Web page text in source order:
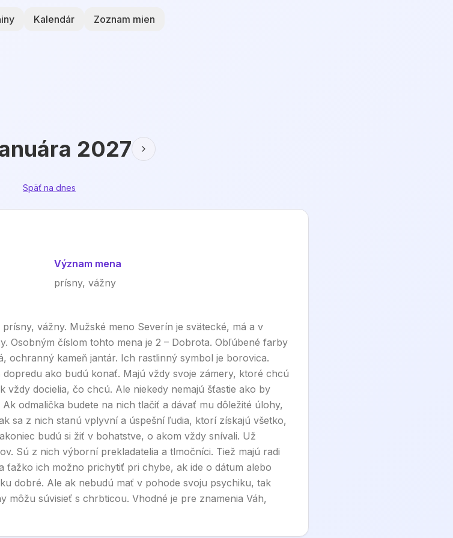
Kalendár Zoznam mien
2027
Späť na dnes
Význam mena
prísny, vážny
vážny. Mužské meno Severín je svätecké, má a v
Osobným číslom tohto mena je 2 – Dobrota. Obľúbené farby
ochranný kameň jantár. Ich rastlinný symbol je borovica.
ako budú konať. Majú vždy svoje zámery, ktoré chcú
vždy docielia, čo chcú. Ale niekedy nemajú šťastie ako by
odmalička budete na nich tlačiť a dávať mu dôležité úlohy,
sa z nich stanú vplyvní a úspešní ľudia, ktorí získajú všetko,
budú si žiť v bohatstve, o akom vždy snívali. Už
Sú z nich výborní prekladatelia a tlmočníci. Tiež majú radi
ťažko ich možno prichytiť pri chybe, ak ide o dátum alebo
dobré. Ale ak nebudú mať v pohode svoju psychiku, tak
súvisieť s chrbticou. Vhodné je pre znamenia Váh,